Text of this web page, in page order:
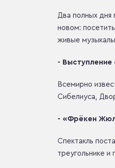
Два полных дня
новом:
живые
-
Всемирно
Сибелиуса,
- «Фрёкен
Спектакль
треугольнике